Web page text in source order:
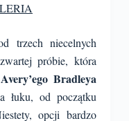
trzech niecelnych
próbie, która
Avery’ego Bradleya
łuku, od początku
opcji bardzo